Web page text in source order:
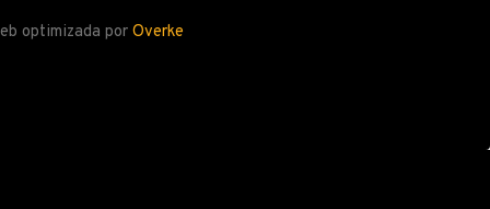
optimizada por Overke